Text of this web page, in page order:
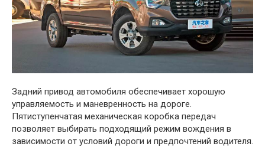
Задний привод автомобиля обеспечивает хорошую
управляемость и маневренность на дороге.
Пятиступенчатая механическая коробка передач
позволяет выбирать подходящий режим вождения в
зависимости от условий дороги и предпочтений водителя.